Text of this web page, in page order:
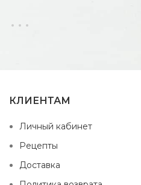
КЛИЕНТАМ
Личный кабинет
Рецепты
Доставка